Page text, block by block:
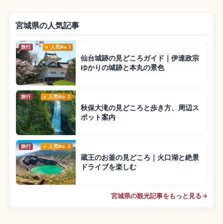
宮城県の人気記事
旅行 人気No.1
仙台城跡の見どころガイド｜伊達政宗
ゆかりの城跡と本丸の景色
旅行 人気No.2
秋保大滝の見どころと歩き方、周辺ス
ポット案内
旅行 人気No.3
蔵王のお釜の見どころ｜火口湖と絶景
ドライブを楽しむ
宮城県の観光記事をもっと見る→